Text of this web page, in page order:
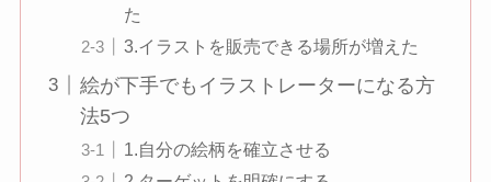
た
3.イラストを販売できる場所が増えた
絵が下手でもイラストレーターになる方
法5つ
1.自分の絵柄を確立させる